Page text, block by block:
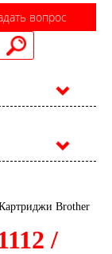
вопрос
Brother
/